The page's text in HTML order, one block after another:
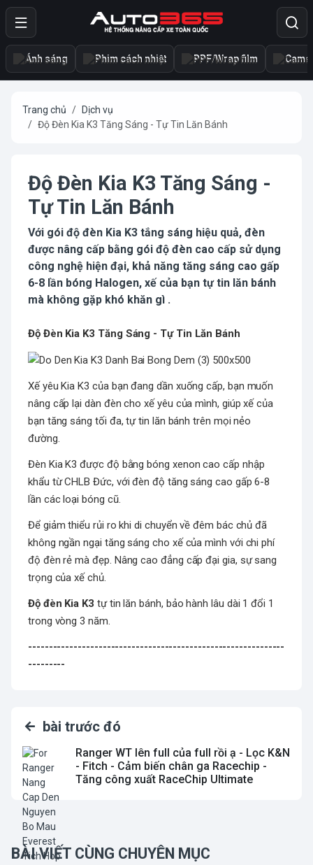
Ánh sáng Phim cách nhiệt PPF/Wrap film
Trang chủ
Dịch vụ
Độ Đèn Kia K3 Tăng Sáng - Tự Tin Lăn Bánh
Độ Đèn Kia K3 Tăng Sáng -
Tự Tin Lăn Bánh
Với gói độ đèn Kia K3 tắng sáng hiệu quả, đèn
được nâng cấp bằng gói độ đèn cao cấp sử dụng
công nghệ hiện đại, khả năng tăng sáng cao gấp
6-8 lần bóng Halogen, xế của bạn tự tin lăn bánh
mà không gặp khó khăn gì .
Độ Đèn Kia K3 Tăng Sáng - Tự Tin Lăn Bánh
Xế yêu Kia K3 của bạn đang dần xuống cấp, bạn muốn
nâng cấp lại dàn đèn cho xế yêu của mình, giúp xế của
bạn tăng sáng tối đa, tự tin lăn bánh trên mọi nẻo
đường.
Đèn Kia K3 được độ bằng bóng xenon cao cấp nhập
khẩu từ CHLB Đức, với đèn độ tăng sáng cao gấp 6-8
lần các loại bóng cũ.
Để giảm thiểu rủi ro khi di chuyển về đêm bác chủ đã
không ngần ngại tăng sáng cho xế của mình với chi phí
độ đèn rẻ mà đẹp. Nâng cao đẳng cấp đại gia, sự sang
trọng của xế chủ.
Độ đèn Kia K3 tự tin lăn bánh, bảo hành lâu dài 1 đổi 1
trong vòng 3 năm.
--------------------------------------------------------------
---------
bài trước đó
Ranger WT lên full của full rồi ạ - Lọc K&N
- Fitch - Cảm biến chân ga Racechip -
Tăng công xuất RaceChip Ultimate
BÀI VIẾT CÙNG CHUYÊN MỤC